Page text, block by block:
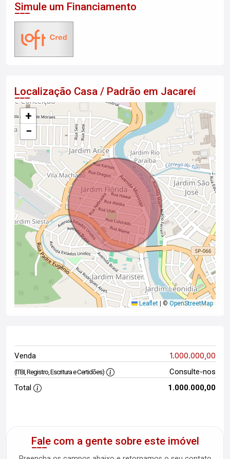
Simule um Financiamento
Localização Casa / Padrão em Jacareí
+
−
Leaflet © OpenStreetMap
Venda 1.000.000,00
(ITBI, Registro, Escritura e Certidões)
Consulte-nos
Total
1.000.000,00
Fale com a gente sobre este imóvel